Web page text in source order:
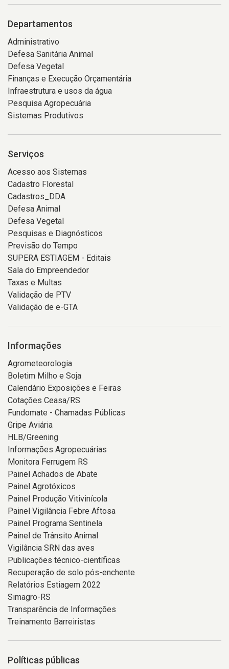
Departamentos
Administrativo
Defesa Sanitária Animal
Defesa Vegetal
Finanças e Execução Orçamentária
Infraestrutura e usos da água
Pesquisa Agropecuária
Sistemas Produtivos
Serviços
Acesso aos Sistemas
Cadastro Florestal
Cadastros_DDA
Defesa Animal
Defesa Vegetal
Pesquisas e Diagnósticos
Previsão do Tempo
SUPERA ESTIAGEM - Editais
Sala do Empreendedor
Taxas e Multas
Validação de PTV
Validação de e-GTA
Informações
Agrometeorologia
Boletim Milho e Soja
Calendário Exposições e Feiras
Cotações Ceasa/RS
Fundomate - Chamadas Públicas
Gripe Aviária
HLB/Greening
Informações Agropecuárias
Monitora Ferrugem RS
Painel Achados de Abate
Painel Agrotóxicos
Painel Produção Vitivinícola
Painel Vigilância Febre Aftosa
Painel Programa Sentinela
Painel de Trânsito Animal
Vigilância SRN das aves
Publicações técnico-científicas
Recuperação de solo pós-enchente
Relatórios Estiagem 2022
Simagro-RS
Transparência de Informações
Treinamento Barreiristas
Políticas públicas